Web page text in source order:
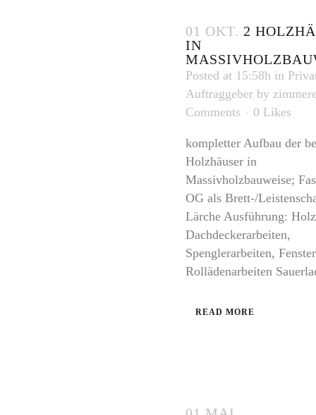
01 OKT. 2
IN
Posted at 15:58h in
Auftraggeber by
Comments
0 Likes
kompletter Aufbau der
Holzhäuser in
Massivholzbauweise;
OG als Brett-/
Lärche Ausführung:
Dachdeckerarbeiten,
Spenglerarbeiten,
Rollädenarbeiten
READ MORE